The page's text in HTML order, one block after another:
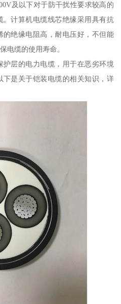
及以下对于防干扰性要求较高的
计算机电缆线芯绝缘采用具有抗
绝缘电阻高，耐电压好，不但能
电缆的使用寿命。
层的电力电缆，用于在恶劣环境
是关于铠装电缆的相关知识，详